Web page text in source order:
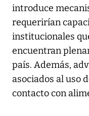
introduce
requerirían
institucionales
encuentran
país. Además,
asociados al uso
contacto con